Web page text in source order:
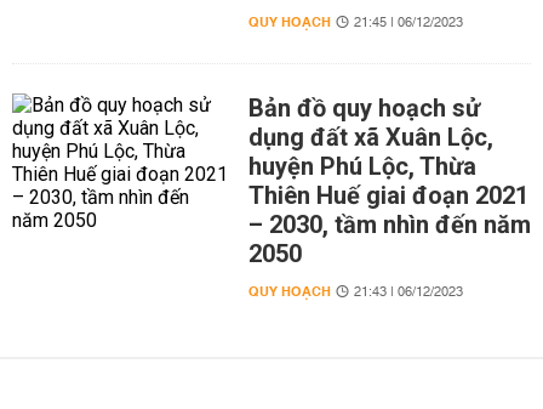
QUY HOẠCH 21:45 | 06/12/2023
Bản đồ quy hoạch sử
dụng đất xã Xuân Lộc,
huyện Phú Lộc, Thừa
Thiên Huế giai đoạn 2021
– 2030, tầm nhìn đến năm
2050
QUY HOẠCH 21:43 | 06/12/2023